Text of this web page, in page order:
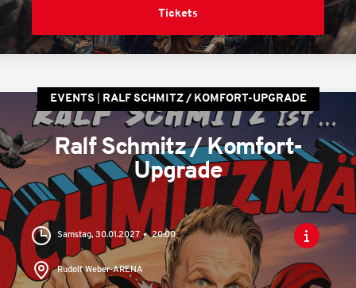
Tickets
EVENTS RALF SCHMITZ / KOMFORT-UPGRADE
Ralf Schmitz / Komfort-
Upgrade
Samstag, 30.01.2027 20:00
Rudolf Weber-ARENA